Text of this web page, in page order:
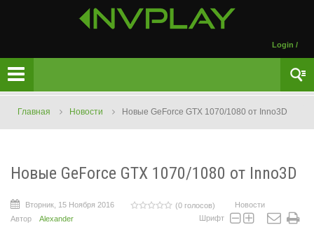
Login /
Главная Новости Новые GeForce GTX 1070/1080 от Inno3D
Новые GeForce GTX 1070/1080 от Inno3D
Вторник, 15 Ноября 2016 (0 голосов)
Новости
Автор
Alexander Шрифт